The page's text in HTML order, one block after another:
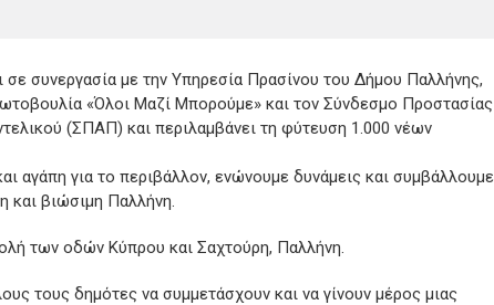
σε συνεργασία με την Υπηρεσία Πρασίνου του Δήμου Παλλήνης,
«Όλοι Μαζί Μπορούμε» και τον Σύνδεσμο Προστασίας
(ΣΠΑΠ) και περιλαμβάνει τη φύτευση 1.000 νέων
αγάπη για το περιβάλλον, ενώνουμε δυνάμεις και συμβάλλουμε
και βιώσιμη Παλλήνη.
των οδών Κύπρου και Σαχτούρη, Παλλήνη.
τους δημότες να συμμετάσχουν και να γίνουν μέρος μιας